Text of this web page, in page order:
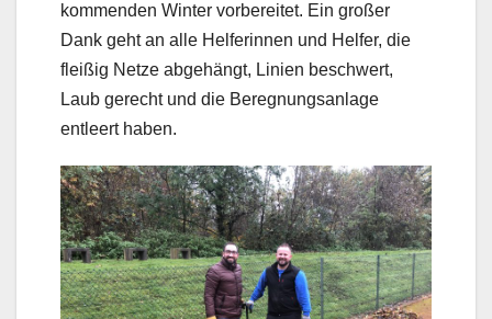
kommenden Winter vorbereitet. Ein großer
Dank geht an alle Helferinnen und Helfer, die
fleißig Netze abgehängt, Linien beschwert,
Laub gerecht und die Beregnungsanlage
entleert haben.